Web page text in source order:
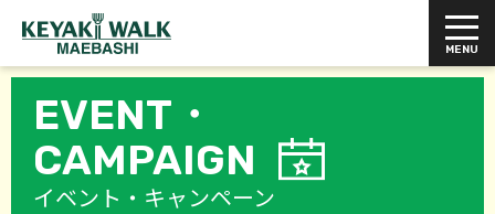
EVENT・
CAMPAIGN
イベント・キャンペーン